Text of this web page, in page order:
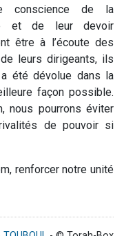
conscience de la
et de leur devoir
être à l’écoute des
leurs dirigeants, ils
été dévolue dans la
façon possible.
nous pourrons éviter
de pouvoir si
renforcer notre unité